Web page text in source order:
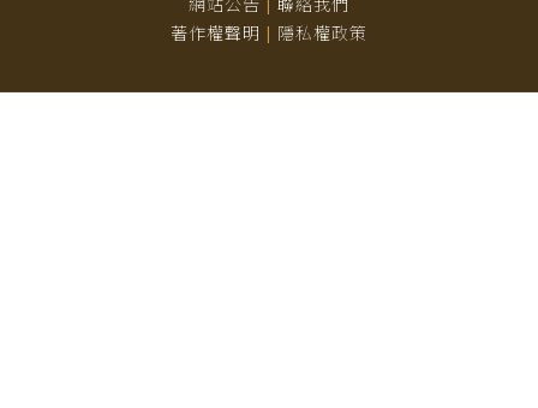
|
著作權聲明 | 隱私權政策